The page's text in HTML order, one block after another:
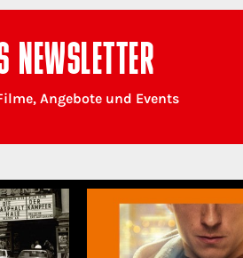
NEWSLETTER
Angebote und Events